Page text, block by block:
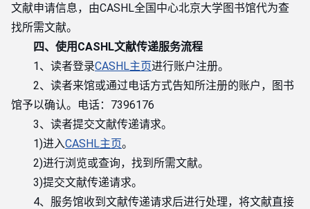
文献申请信息，由CASHL全国中心北京大学图书馆代为查
找所需文献。
四、使用CASHL文献传递服务流程
1、读者登录CASHL主页进行账户注册。
2、读者来馆或通过电话方式告知所注册的账户，图书
馆予以确认。电话：7396176
3、读者提交文献传递请求。
1)进入CASHL主页。
2)进行浏览或查询，找到所需文献。
3)提交文献传递请求。
4、服务馆收到文献传递请求后进行处理，将文献直接